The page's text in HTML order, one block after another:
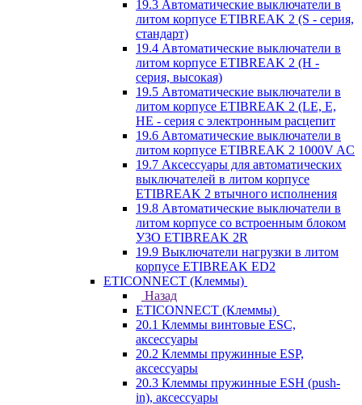
19.3 Автоматические выключатели в
литом корпусе ETIBREAK 2 (S - серия,
стандарт)
19.4 Автоматические выключатели в
литом корпусе ETIBREAK 2 (H -
серия, высокая)
19.5 Автоматические выключатели в
литом корпусе ETIBREAK 2 (LE, E,
HE - серия с электронным расцепит
19.6 Автоматические выключатели в
литом корпусе ETIBREAK 2 1000V AC
19.7 Аксессуары для автоматических
выключателей в литом корпусе
ETIBREAK 2 втычного исполнения
19.8 Автоматические выключатели в
литом корпусе со встроенным блоком
УЗО ETIBREAK 2R
19.9 Выключатели нагрузки в литом
корпусе ETIBREAK ED2
ETICONNECT (Клеммы)
Назад
ETICONNECT (Клеммы)
20.1 Клеммы винтовые ESC,
аксессуары
20.2 Клеммы пружинные ESP,
аксессуары
20.3 Клеммы пружинные ESH (push-
in), аксессуары